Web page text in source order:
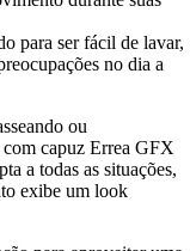
para ser fácil de lavar,
no dia a
ou
com capuz Errea GFX
a todas as situações,
exibe um look